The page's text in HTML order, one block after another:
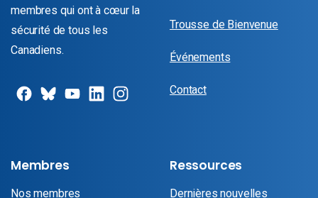
membres qui ont à cœur la
sécurité de tous les
Canadiens.
Trousse de Bienvenue
Événements
Contact
Membres
Nos membres
Ressources
Dernières nouvelles